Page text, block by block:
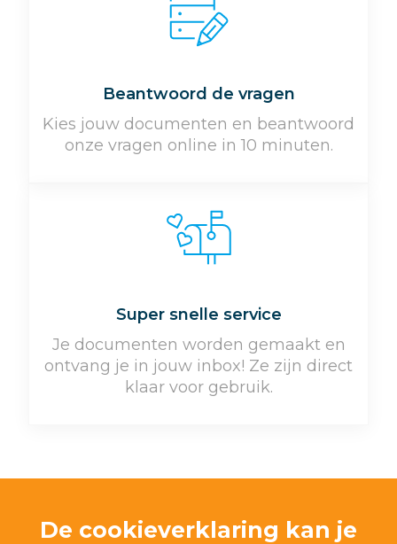
Beantwoord de vragen
Kies jouw documenten en beantwoord
onze vragen online in 10 minuten.
Super snelle service
Je documenten worden gemaakt en
ontvang je in jouw inbox! Ze zijn direct
klaar voor gebruik.
De cookieverklaring kan je